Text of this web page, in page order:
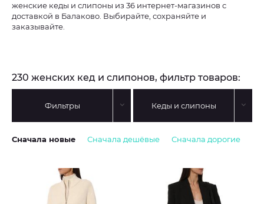
женские кеды и слипоны из 36 интернет-магазинов с
доставкой в Балаково. Выбирайте, сохраняйте и
заказывайте.
230 женских кед и слипонов, фильтр товаров:
Фильтры Кеды и слипоны
Сначала новые Сначала дешёвые Сначала дорогие